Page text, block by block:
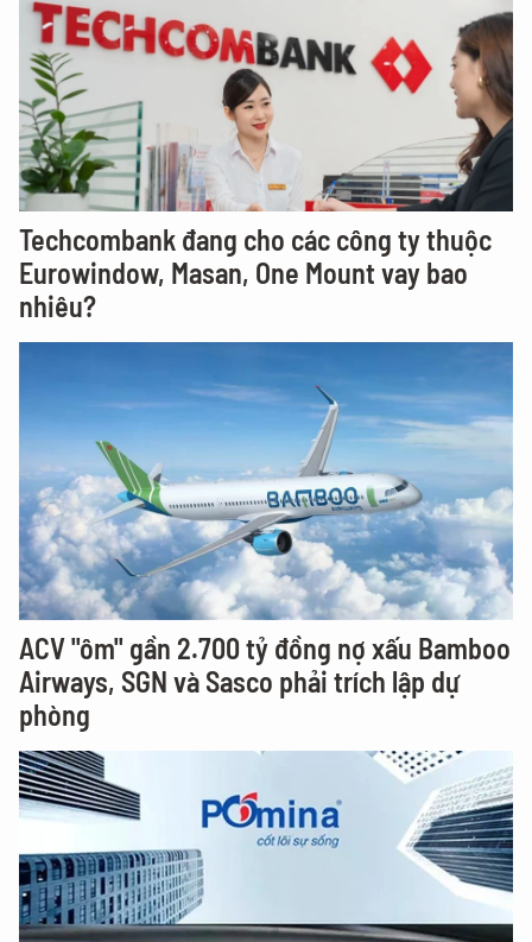
Techcombank đang cho các công ty thuộc
Eurowindow, Masan, One Mount vay bao
nhiêu?
ACV "ôm" gần 2.700 tỷ đồng nợ xấu Bamboo
Airways, SGN và Sasco phải trích lập dự
phòng